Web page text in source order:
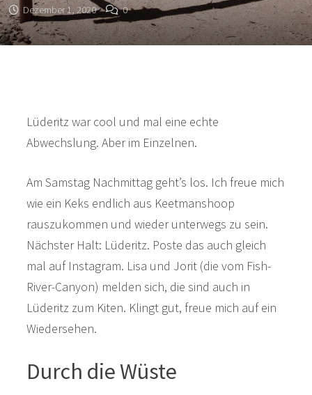
Dezember 1, 2020 0
Lüderitz war cool und mal eine echte
Abwechslung. Aber im Einzelnen.
Am Samstag Nachmittag geht’s los. Ich freue mich
wie ein Keks endlich aus Keetmanshoop
rauszukommen und wieder unterwegs zu sein.
Nächster Halt: Lüderitz. Poste das auch gleich
mal auf Instagram. Lisa und Jorit (die vom Fish-
River-Canyon) melden sich, die sind auch in
Lüderitz zum Kiten. Klingt gut, freue mich auf ein
Wiedersehen.
Durch die Wüste